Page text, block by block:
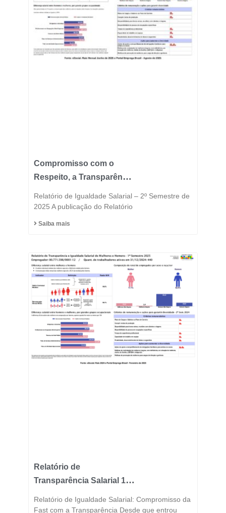
Compromisso com o
Respeito, a Transparência
DNA do Grupo Fast
Relatório de Igualdade Salarial – 2º Semestre de
2025 A publicação do Relatório
Saiba mais
Relatório de
Transparência Salarial 1º
Relatório de Igualdade Salarial: Compromisso da
Fast com a Transparência Desde que entrou